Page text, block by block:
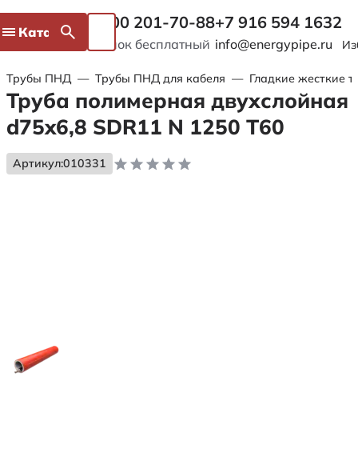
Каталог 8 800 201-70-88
Звонок бесплатный
+7 916 594 1632
info@energypipe.ru
Трубы ПНД — Трубы ПНД для кабеля — Гладкие жесткие
Труба полимерная двухслойная
d75x6,8 SDR11 N 1250 Т60
Артикул:010331